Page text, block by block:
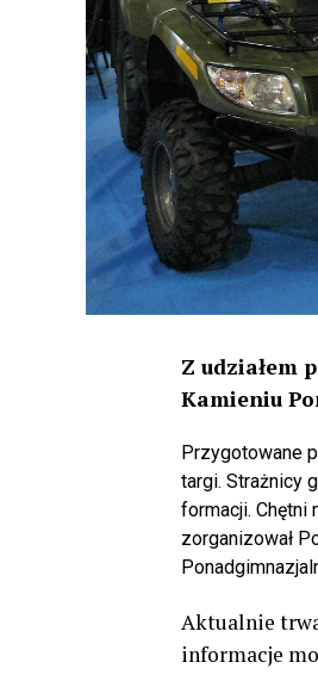
Z udziałem
Kamieniu
Przygotowane
targi. Strażnicy
formacji. Chętni
zorganizował
Aktualnie
informacje